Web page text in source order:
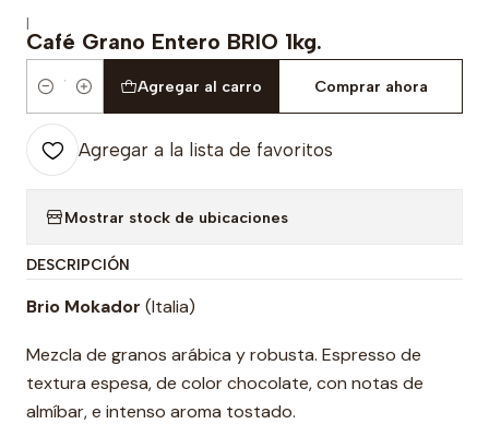
|
Café Grano Entero BRIO 1kg.
Cantidad
Agregar al carro Comprar ahora
Agregar a la lista de favoritos
Mostrar stock de ubicaciones
DESCRIPCIÓN
Brio Mokador (Italia)
Mezcla de granos arábica y robusta. Espresso de
textura espesa, de color chocolate, con notas de
almíbar, e intenso aroma tostado.